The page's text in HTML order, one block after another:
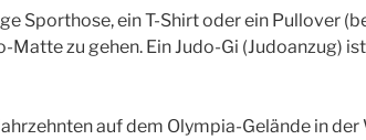
Sporthose, ein T-Shirt oder ein Pullover
Matte zu gehen. Ein Judo-Gi (Judoanzug)
auf dem Olympia-Gelände in